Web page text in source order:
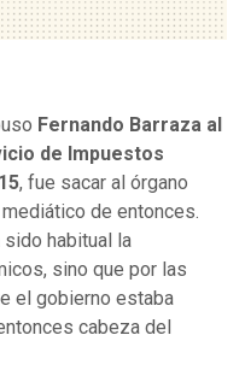
Fernando Barraza al
de Impuestos
, fue sacar al órgano
de entonces.
habitual la
sino que por las
el gobierno estaba
cabeza del